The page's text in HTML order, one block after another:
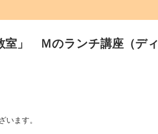
室」 Ｍのランチ講座（ディ
います。